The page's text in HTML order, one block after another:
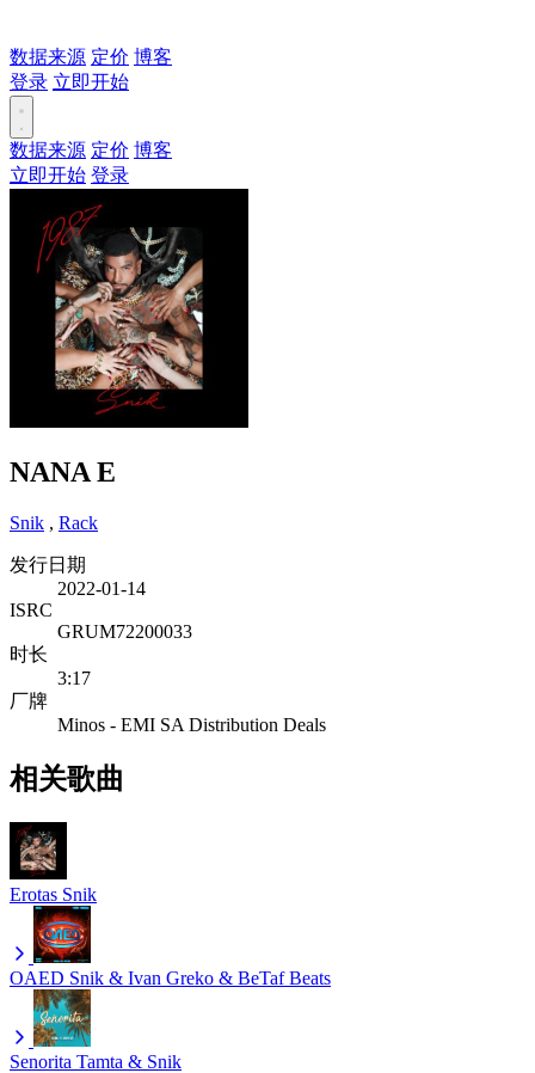
数据来源 定价 博客
登录 立即开始
数据来源 定价 博客
立即开始 登录
NANA E
Snik , Rack
发行日期
2022-01-14
ISRC
GRUM72200033
时长
3:17
厂牌
Minos - EMI SA Distribution Deals
相关歌曲
Erotas Snik
OAED Snik & Ivan Greko & BeTaf Beats
Senorita Tamta & Snik